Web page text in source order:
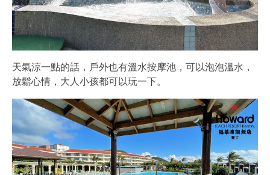
天氣涼一點的話，戶外也有溫水按摩池，可以泡泡溫水，
放鬆心情，大人小孩都可以玩一下。